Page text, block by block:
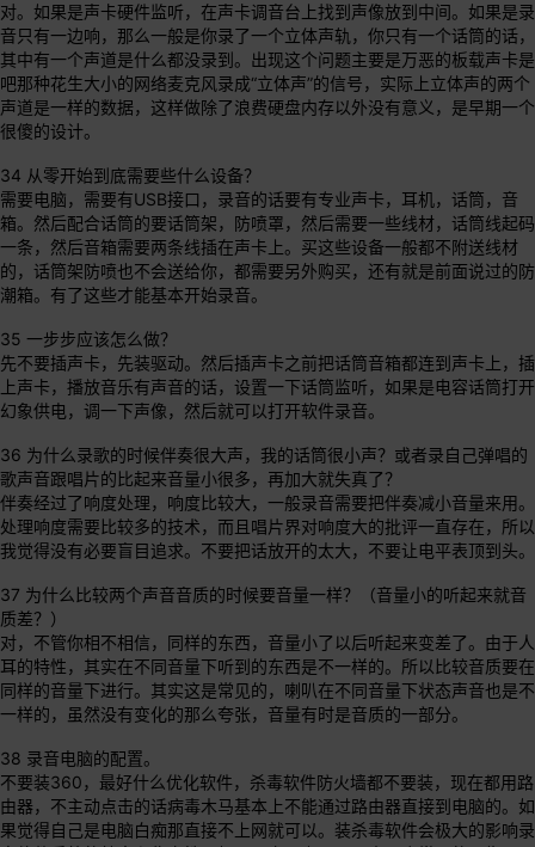
对。如果是声卡硬件监听，在声卡调音台上找到声像放到中间。如果是录
音只有一边响，那么一般是你录了一个立体声轨，你只有一个话筒的话，
其中有一个声道是什么都没录到。出现这个问题主要是万恶的板载声卡是
吧那种花生大小的网络麦克风录成“立体声”的信号，实际上立体声的两个
声道是一样的数据，这样做除了浪费硬盘内存以外没有意义，是早期一个
很傻的设计。
34 从零开始到底需要些什么设备？
需要电脑，需要有USB接口，录音的话要有专业声卡，耳机，话筒，音
箱。然后配合话筒的要话筒架，防喷罩，然后需要一些线材，话筒线起码
一条，然后音箱需要两条线插在声卡上。买这些设备一般都不附送线材
的，话筒架防喷也不会送给你，都需要另外购买，还有就是前面说过的防
潮箱。有了这些才能基本开始录音。
35 一步步应该怎么做？
先不要插声卡，先装驱动。然后插声卡之前把话筒音箱都连到声卡上，插
上声卡，播放音乐有声音的话，设置一下话筒监听，如果是电容话筒打开
幻象供电，调一下声像，然后就可以打开软件录音。
36 为什么录歌的时候伴奏很大声，我的话筒很小声？或者录自己弹唱的
歌声音跟唱片的比起来音量小很多，再加大就失真了？
伴奏经过了响度处理，响度比较大，一般录音需要把伴奏减小音量来用。
处理响度需要比较多的技术，而且唱片界对响度大的批评一直存在，所以
我觉得没有必要盲目追求。不要把话放开的太大，不要让电平表顶到头。
37 为什么比较两个声音音质的时候要音量一样？（音量小的听起来就音
质差？）
对，不管你相不相信，同样的东西，音量小了以后听起来变差了。由于人
耳的特性，其实在不同音量下听到的东西是不一样的。所以比较音质要在
同样的音量下进行。其实这是常见的，喇叭在不同音量下状态声音也是不
一样的，虽然没有变化的那么夸张，音量有时是音质的一部分。
38 录音电脑的配置。
不要装360，最好什么优化软件，杀毒软件防火墙都不要装，现在都用路
由器，不主动点击的话病毒木马基本上不能通过路由器直接到电脑的。如
果觉得自己是电脑白痴那直接不上网就可以。装杀毒软件会极大的影响录